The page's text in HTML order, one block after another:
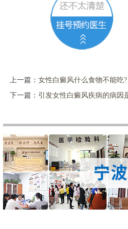
上一篇： 女性白癜风什么食物不能吃?
下一篇： 引发女性白癜风疾病的病因